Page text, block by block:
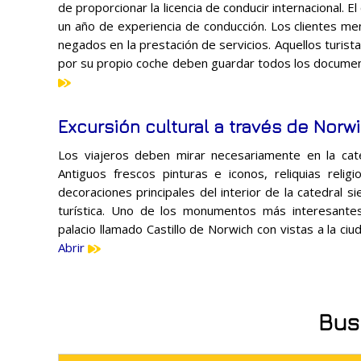
de proporcionar la licencia de conducir internacional.
un año de experiencia de conducción. Los clientes
negados en la prestación de servicios. Aquellos
por su propio coche deben guardar todos los
Excursión cultural a través de
Los viajeros deben mirar necesariamente en la
Antiguos frescos pinturas e iconos, reliquias
decoraciones principales del interior de la catedral
turística. Uno de los monumentos más
palacio llamado Castillo de Norwich con vistas a la
Abrir